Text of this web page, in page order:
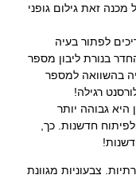
מכנה זאת גילום גופני
לפתור בעיה
בנורת ליבון מספר
בהשוואה למספר
רגילה!
היא גבוהה יותר
חדשנות. כך,
צבעוניות מגוונת